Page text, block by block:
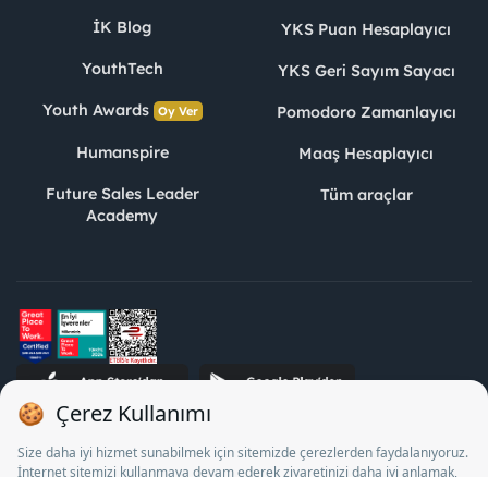
İK Blog
YouthTech
Youth Awards Oy Ver
Humanspire
Future Sales Leader
Academy
YKS Puan Hesaplayıcı
YKS Geri Sayım Sayacı
Pomodoro Zamanlayıcı
Maaş Hesaplayıcı
Tüm araçlar
STJ İnsan Kaynakları Bilişim ve Danışmanlık A.Ş. Özel İstihdam